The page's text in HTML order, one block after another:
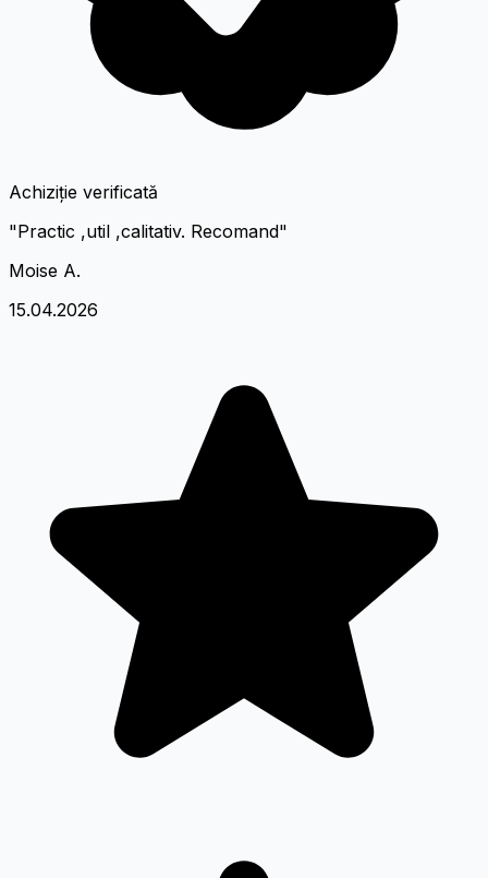
Achiziție verificată
"Practic ,util ,calitativ. Recomand"
Moise A.
15.04.2026